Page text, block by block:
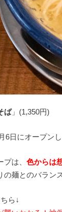
ば」(1,350円)
6日にオープン
は、 色からは
の麺とのバラン
ら↓